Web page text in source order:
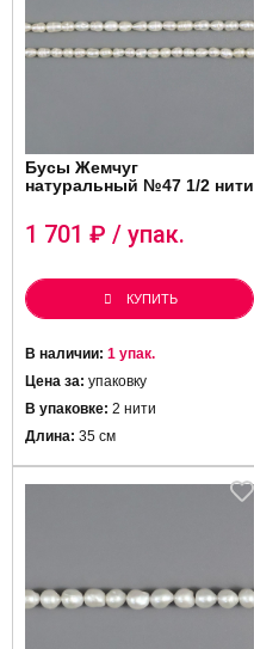
Бусы Жемчуг
натуральный №47 1/2 нити
1 701 ₽ / упак.
КУПИТЬ
В наличии: 1 упак.
Цена за: упаковку
В упаковке: 2 нити
Длина: 35 см